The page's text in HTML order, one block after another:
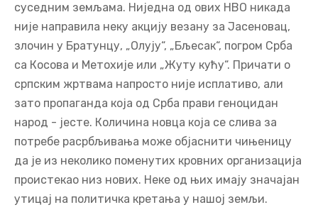
суседним земљама. Ниједна од ових НВО никада
није направила неку акцију везану за Јасеновац,
злочин у Братунцу, „Олују“, „Бљесак“, погром Срба
са Косова и Метохије или „Жуту кућу“. Причати о
српским жртвама напросто није исплативо, али
зато пропаганда која од Срба прави геноцидан
народ - јесте. Количина новца која се слива за
потребе расрбљивања може објаснити чињеницу
да је из неколико поменутих кровних организација
проистекао низ нових. Неке од њих имају значајан
утицај на политичка кретања у нашој земљи.